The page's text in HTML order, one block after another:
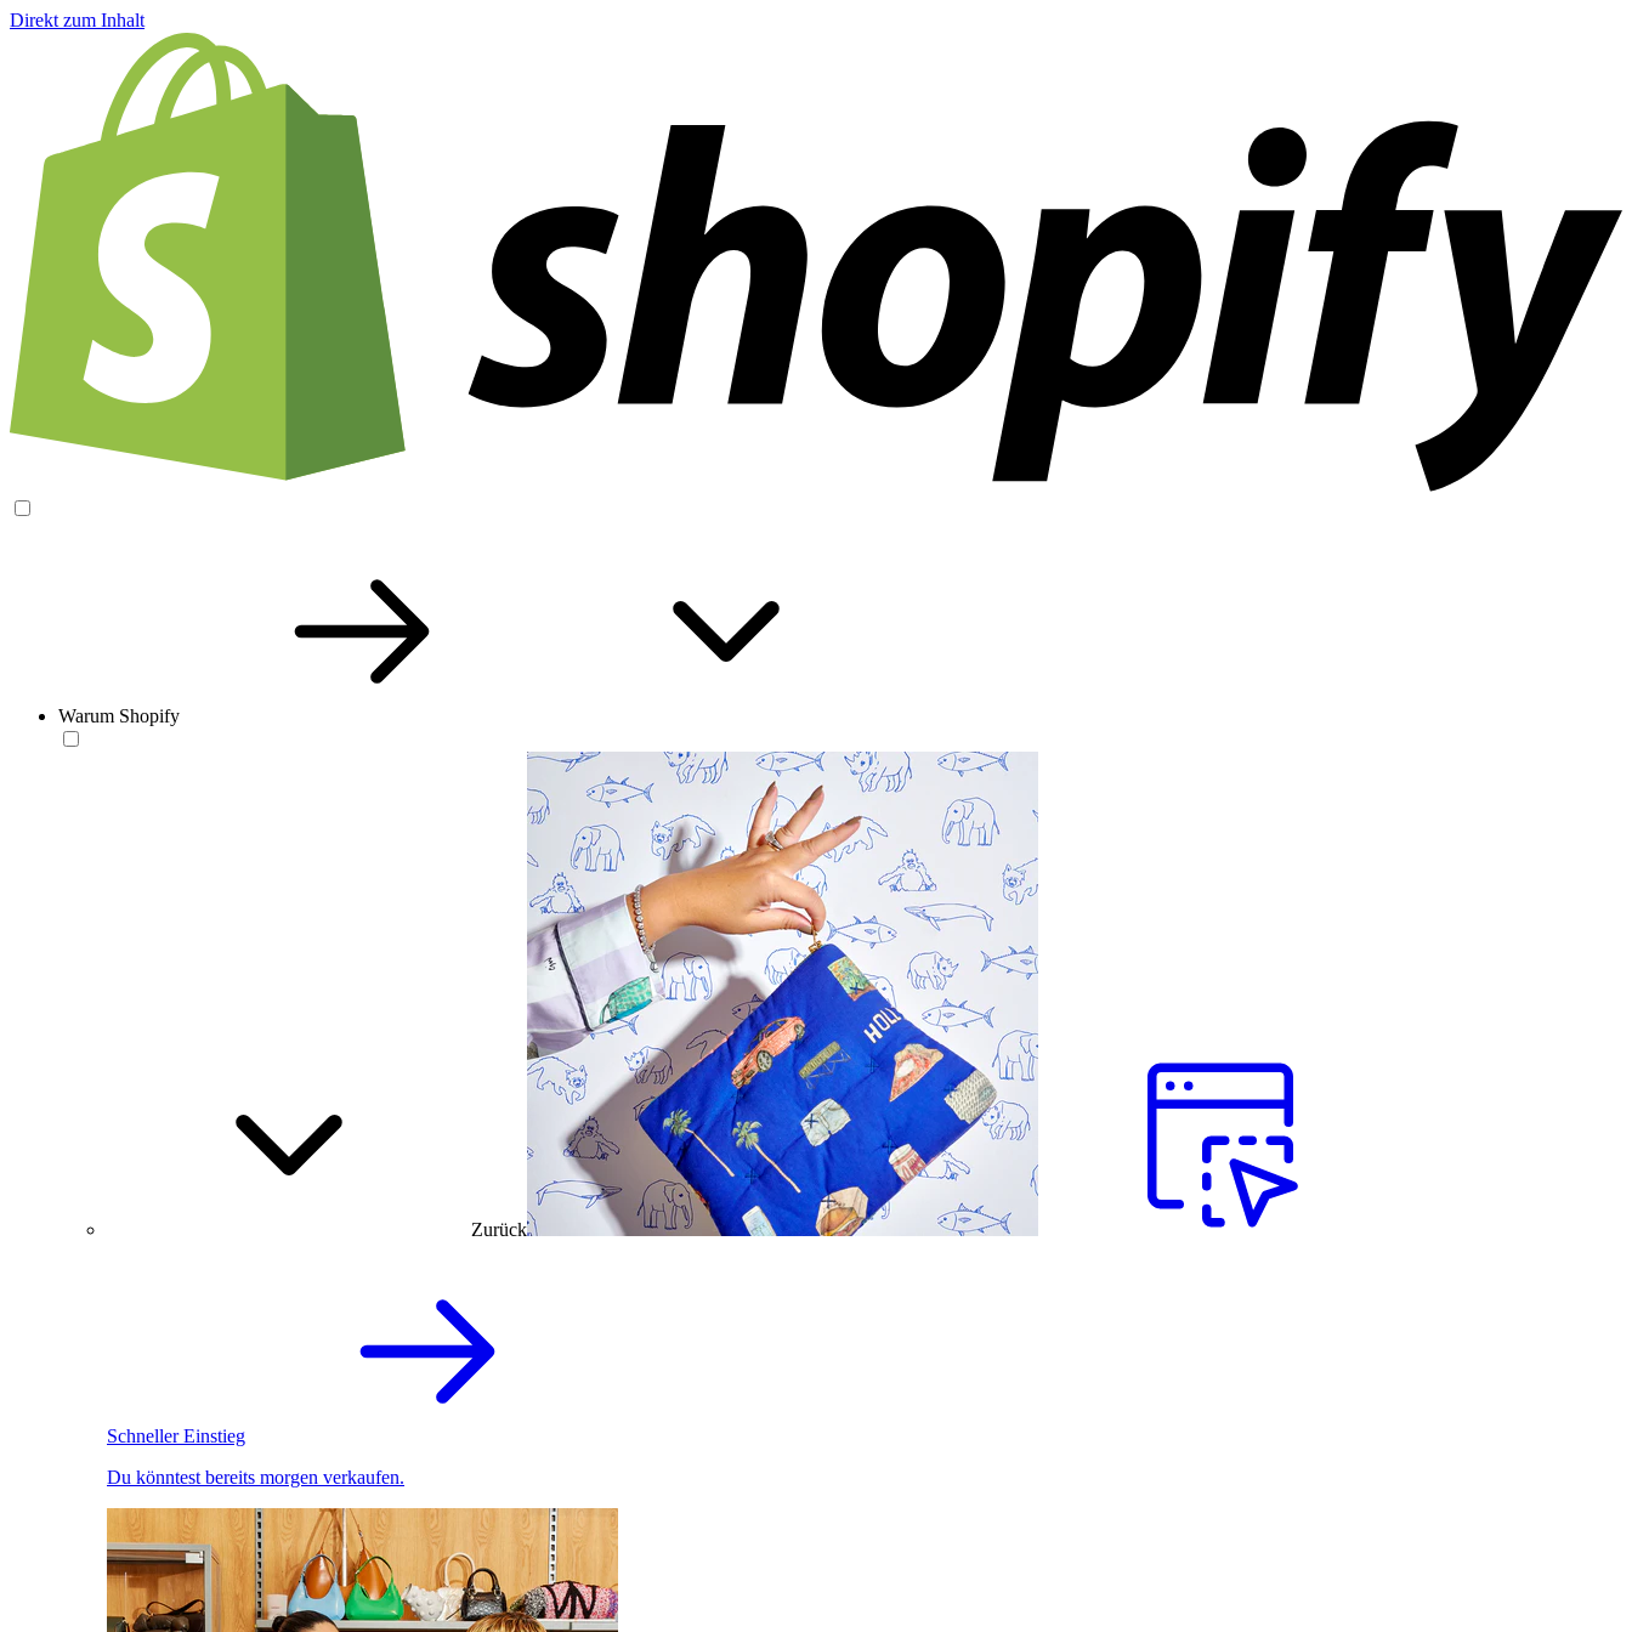
Direkt zum Inhalt
Warum Shopify
Zurück
Schneller Einstieg
Du könntest bereits morgen verkaufen.